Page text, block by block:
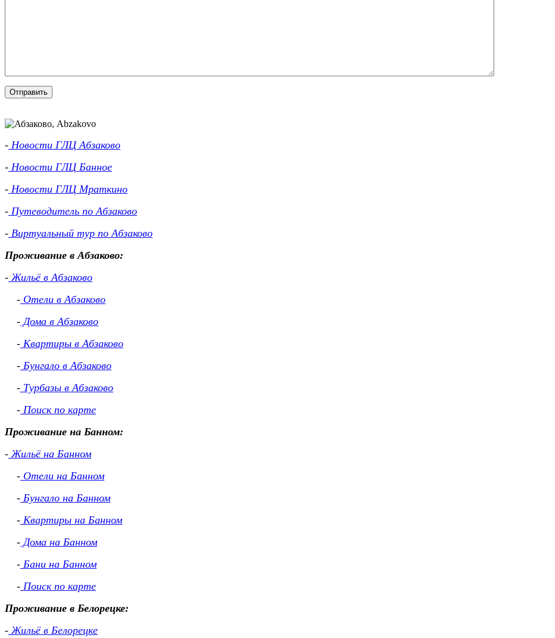
- Новости ГЛЦ Абзаково
- Новости ГЛЦ Банное
- Новости ГЛЦ Мраткино
- Путеводитель по Абзаково
- Виртуальный тур по Абзаково
Проживание в Абзаково:
- Жильё в Абзаково
- Отели в Абзаково
- Дома в Абзаково
- Квартиры в Абзаково
- Бунгало в Абзаково
- Турбазы в Абзаково
- Поиск по карте
Проживание на Банном:
- Жильё на Банном
- Отели на Банном
- Бунгало на Банном
- Квартиры на Банном
- Дома на Банном
- Бани на Банном
- Поиск по карте
Проживание в Белорецке:
- Жильё в Белорецке